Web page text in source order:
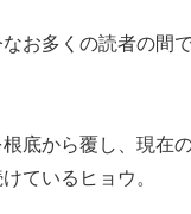
お多くの読者の間
底から覆し、現在
ているヒョウ。